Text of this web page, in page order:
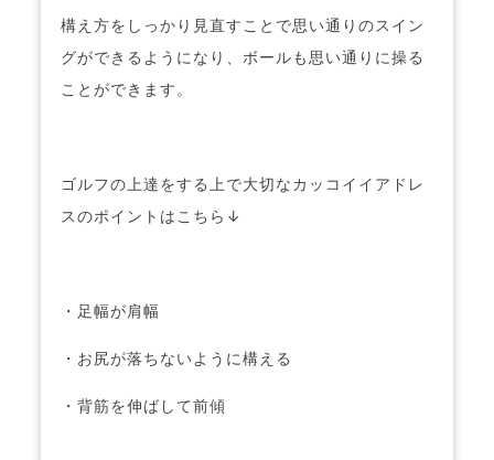
構え方をしっかり見直すことで思い通りのスイン
グができるようになり、ボールも思い通りに操る
ことができます。
ゴルフの上達をする上で大切なカッコイイアドレ
スのポイントはこちら↓
・足幅が肩幅
・お尻が落ちないように構える
・背筋を伸ばして前傾